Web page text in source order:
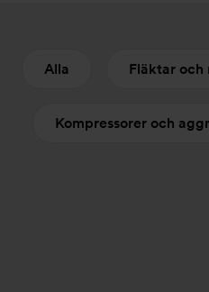
Alla Fläktar och
Kompressorer och